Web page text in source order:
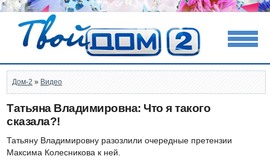
Дом-2 » Видео
Татьяна Владимировна: Что я такого
сказала?!
Татьяну Владимировну разозлили очередные претензии
Максима Колесникова к ней.